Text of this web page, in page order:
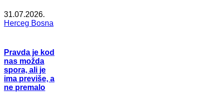
31.07.2026.
Herceg Bosna
Pravda je kod
nas možda
spora, ali je
ima previše, a
ne premalo